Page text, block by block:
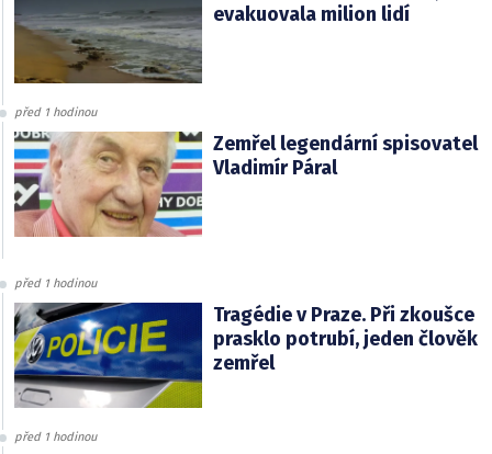
evakuovala milion lidí
před 1 hodinou
Zemřel legendární spisovatel
Vladimír Páral
před 1 hodinou
Tragédie v Praze. Při zkoušce
prasklo potrubí, jeden člověk
zemřel
před 1 hodinou